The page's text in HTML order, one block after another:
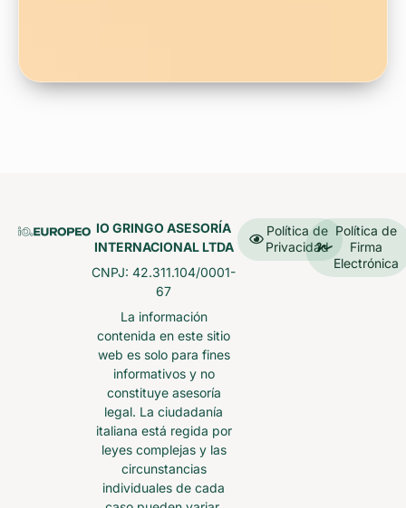
IO GRINGO ASESORÍA
INTERNACIONAL LTDA
CNPJ: 42.311.104/0001-
67
La información
contenida en este sitio
web es solo para fines
informativos y no
constituye asesoría
legal. La ciudadanía
italiana está regida por
leyes complejas y las
circunstancias
individuales de cada
Política de
Privacidad
Política de
Firma
Electrónica